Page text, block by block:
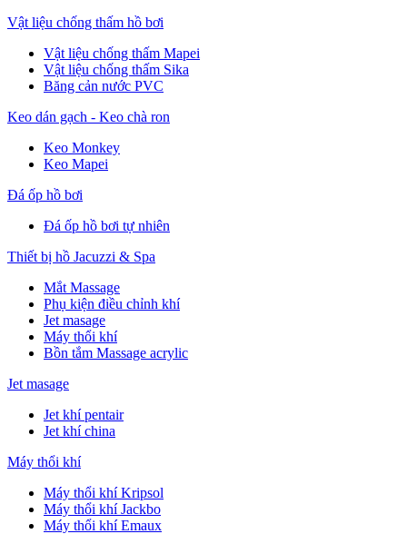
Vật liệu chống thấm hồ bơi
Vật liệu chống thấm Mapei
Vật liệu chống thấm Sika
Băng cản nước PVC
Keo dán gạch - Keo chà ron
Keo Monkey
Keo Mapei
Đá ốp hồ bơi
Đá ốp hồ bơi tự nhiên
Thiết bị hồ Jacuzzi & Spa
Mắt Massage
Phụ kiện điều chỉnh khí
Jet masage
Máy thổi khí
Bồn tắm Massage acrylic
Jet masage
Jet khí pentair
Jet khí china
Máy thổi khí
Máy thổi khí Kripsol
Máy thổi khí Jackbo
Máy thổi khí Emaux